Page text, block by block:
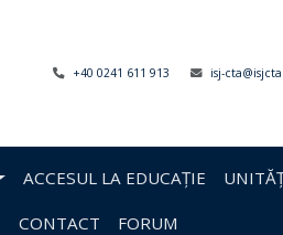
+40 0241 611 913 isj-
ACCESUL LA EDUCAȚIE
CONTACT FORUM